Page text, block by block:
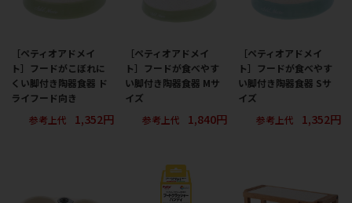
［ペティオアドメイ
ト］フードがこぼれに
くい脚付き陶器食器 ド
ライフード向き
参考上代
1,352円
［ペティオアドメイ
ト］フードが食べやす
い脚付き陶器食器 Mサ
イズ
参考上代
1,840円
［ペティオアドメイ
ト］フードが食べやす
い脚付き陶器食器 Sサ
イズ
参考上代
1,352円